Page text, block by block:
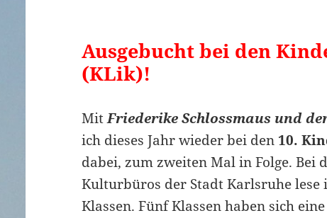
Ausgebucht bei den
(KLik)!
MitFriederike Schlossmaus und
ich dieses Jahr wieder bei den 10.
dabei, zum zweiten Mal in Folge. Bei
Kulturbüros der Stadt Karlsruhe
Klassen. Fünf Klassen haben sich